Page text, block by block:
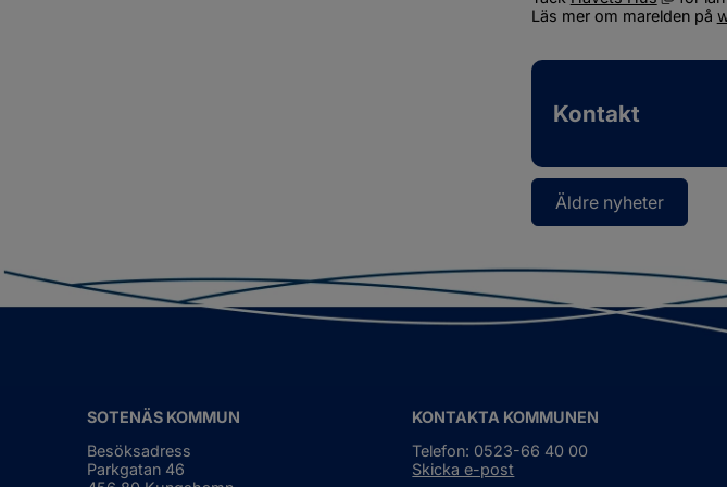
Läs mer om marelden på
Kontakt
Äldre nyheter
SOTENÄS KOMMUN
Besöksadress
Parkgatan 46
KONTAKTA KOMMUNEN
Telefon: 0523-66 40 00
Skicka e-post